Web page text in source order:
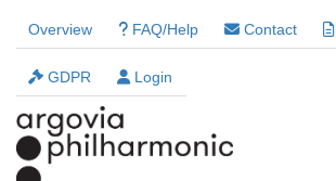
Overview FAQ/Help Contact
GDPR Login